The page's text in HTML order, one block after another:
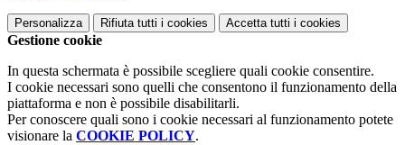
Personalizza Rifiuta tutti i cookies Accetta tutti i cookies
Gestione cookie
In questa schermata è possibile scegliere quali cookie consentire.
I cookie necessari sono quelli che consentono il funzionamento della
piattaforma e non è possibile disabilitarli.
Per conoscere quali sono i cookie necessari al funzionamento potete
visionare la COOKIE POLICY.